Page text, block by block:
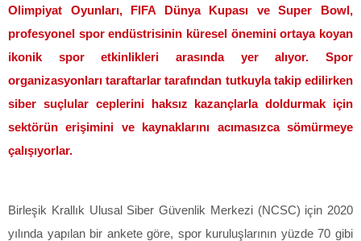
Olimpiyat Oyunları, FIFA Dünya Kupası ve Super Bowl,
profesyonel spor endüstrisinin küresel önemini ortaya koyan
ikonik spor etkinlikleri arasında yer alıyor. Spor
organizasyonları taraftarlar tarafından tutkuyla takip edilirken
siber suçlular ceplerini haksız kazançlarla doldurmak için
sektörün erişimini ve kaynaklarını acımasızca sömürmeye
çalışıyorlar.
Birleşik Krallık Ulusal Siber Güvenlik Merkezi (NCSC) için 2020
yılında yapılan bir ankete göre, spor kuruluşlarının yüzde 70 gibi